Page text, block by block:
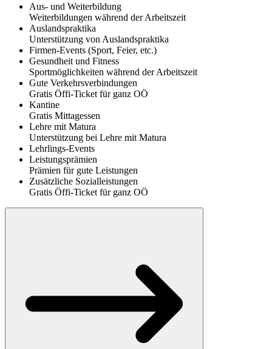
Aus- und Weiterbildung
Weiterbildungen während der Arbeitszeit
Auslandspraktika
Unterstützung von Auslandspraktika
Firmen-Events (Sport, Feier, etc.)
Gesundheit und Fitness
Sportmöglichkeiten während der Arbeitszeit
Gute Verkehrsverbindungen
Gratis Öffi-Ticket für ganz OÖ
Kantine
Gratis Mittagessen
Lehre mit Matura
Unterstützung bei Lehre mit Matura
Lehrlings-Events
Leistungsprämien
Prämien für gute Leistungen
Zusätzliche Sozialleistungen
Gratis Öffi-Ticket für ganz OÖ